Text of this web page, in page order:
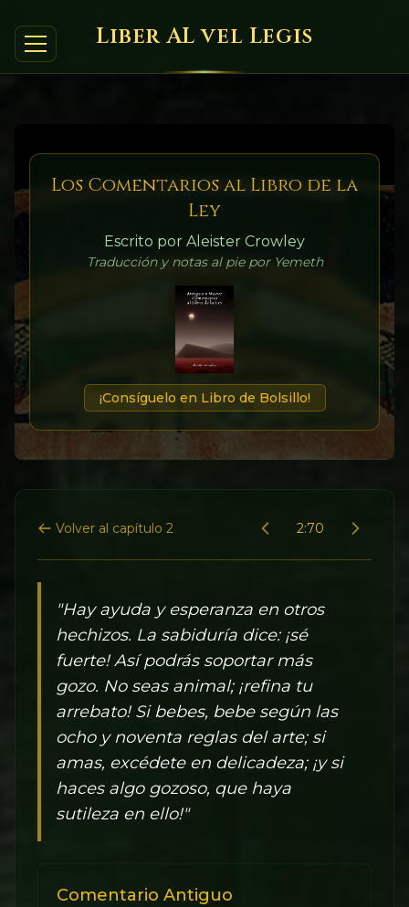
Liber AL vel Legis
Los Comentarios al Libro de la
Ley
Escrito por Aleister Crowley
Traducción y notas al pie por Yemeth
¡Consíguelo en Libro de Bolsillo!
Volver al capítulo 2 2:70
"Hay ayuda y esperanza en otros
hechizos. La sabiduría dice: ¡sé
fuerte! Así podrás soportar más
gozo. No seas animal; ¡refina tu
arrebato! Si bebes, bebe según las
ocho y noventa reglas del arte; si
amas, excédete en delicadeza; ¡y si
haces algo gozoso, que haya
sutileza en ello!"
Comentario Antiguo